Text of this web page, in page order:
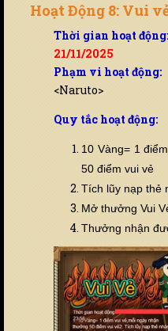
Hoạt Động 8: Vui
Thời gian hoạt động:
21/11/2025
Phạm vi hoạt động:
<Naruto>
Quy tắc hoạt động:
10 Vàng= 1
50 điểm vui vẻ
Tích lũy nạp thẻ
Mở thưởng Vui
Thưởng nhận